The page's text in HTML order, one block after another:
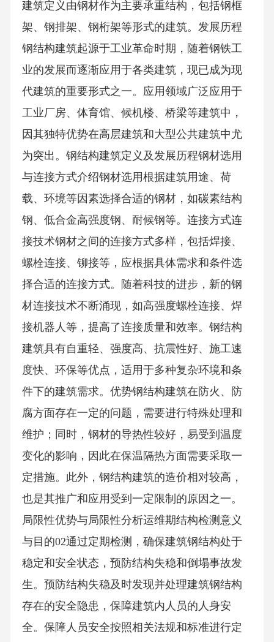
建筑定义由钢材作为主要承重结构，包括钢框
架、钢排架、钢桁架等形式的建筑。发展历程
钢结构建筑起源于工业革命时期，随着钢铁工
业的发展而逐渐应用于各类建筑，现已成为现
代建筑的重要形式之一。应用领域广泛应用于
工业厂房、体育馆、候机楼、桥梁等建筑中，
因其独特优势在高层建筑和大型公共建筑中尤
为突出。钢结构建筑定义及发展历程钢材选用
与连接方式介绍钢材选用根据建筑用途、荷
载、环境等因素选择合适的钢材，如碳素结构
钢、低合金高强度钢、耐候钢等。连接方式连
接技术钢材之间的连接方式多样，包括焊接、
螺栓连接、铆接等，应根据具体需求和条件选
择合适的连接方式。随着科技的进步，新的钢
材连接技术不断涌现，如高强度螺栓连接、焊
接机器人等，提高了连接质量和效率。钢结构
建筑具有自重轻、强度高、抗震性好、施工速
度快、环保等优点，适用于多种复杂环境和条
件下的建筑需求。优势钢结构建筑在防火、防
腐方面存在一定的问题，需要进行特殊处理和
维护；同时，钢材的导热性较好，易受到温度
变化的影响，因此在保温隔热方面需要采取一
定措施。此外，钢结构建筑的造价相对较高，
也是其推广和应用受到一定限制的原因之一。
局限性优势与局限性分析运维期结构检测意义
与目的02通过定期检测，确保建筑钢结构处于
稳定和安全状态，预防结构失稳和倒塌事故发
生。预防结构失稳及时发现并处理建筑钢结构
存在的安全隐患，保障建筑内人员的人身安
全。保障人员安全按照相关法规和标准进行定